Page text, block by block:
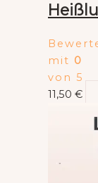
mit 0
von 5
11,50 €